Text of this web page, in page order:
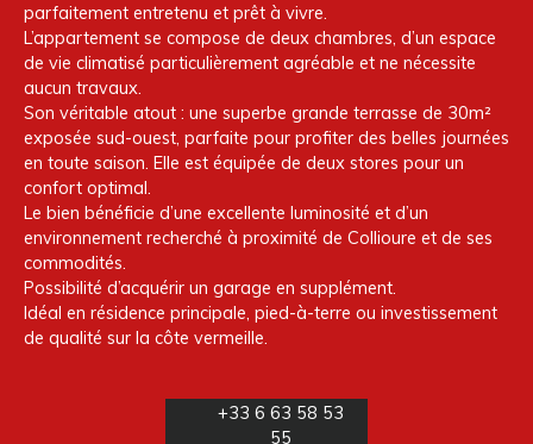
parfaitement entretenu et prêt à vivre.
L’appartement se compose de deux chambres, d’un espace
de vie climatisé particulièrement agréable et ne nécessite
aucun travaux.
Son véritable atout : une superbe grande terrasse de 30m²
exposée sud-ouest, parfaite pour profiter des belles journées
en toute saison. Elle est équipée de deux stores pour un
confort optimal.
Le bien bénéficie d’une excellente luminosité et d’un
environnement recherché à proximité de Collioure et de ses
commodités.
Possibilité d’acquérir un garage en supplément.
Idéal en résidence principale, pied-à-terre ou investissement
de qualité sur la côte vermeille.
+33 6 63 58 53
55